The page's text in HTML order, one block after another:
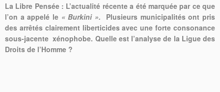
La Libre Pensée : L’actualité récente a été marquée par ce que
l’on a appelé le « Burkini ». Plusieurs municipalités ont pris
des arrêtés clairement liberticides avec une forte consonance
sous-jacente xénophobe. Quelle est l’analyse de la Ligue des
Droits de l’Homme ?